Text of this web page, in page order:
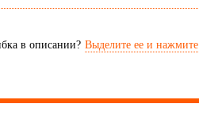
в описании? Выделите ее и нажмите